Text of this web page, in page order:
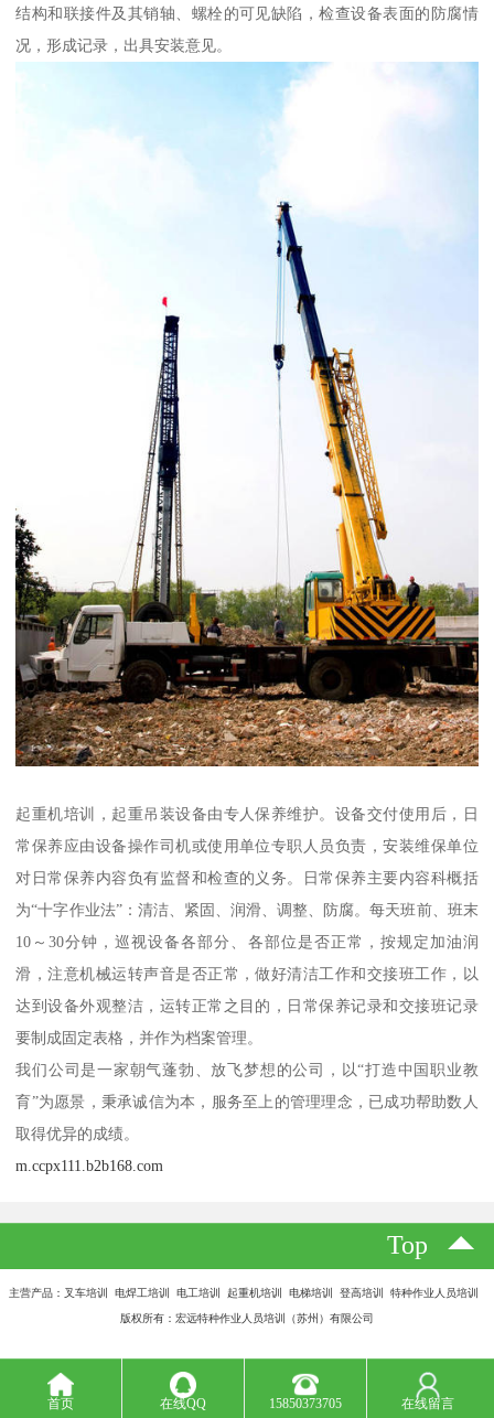
结构和联接件及其销轴、螺栓的可见缺陷，检查设备表面的防腐情
况，形成记录，出具安装意见。
起重机培训，起重吊装设备由专人保养维护。设备交付使用后，日
常保养应由设备操作司机或使用单位专职人员负责，安装维保单位
对日常保养内容负有监督和检查的义务。日常保养主要内容科概括
为“十字作业法”：清洁、紧固、润滑、调整、防腐。每天班前、班末
10～30分钟，巡视设备各部分、各部位是否正常，按规定加油润
滑，注意机械运转声音是否正常，做好清洁工作和交接班工作，以
达到设备外观整洁，运转正常之目的，日常保养记录和交接班记录
要制成固定表格，并作为档案管理。
我们公司是一家朝气蓬勃、放飞梦想的公司，以“打造中国职业教
育”为愿景，秉承诚信为本，服务至上的管理理念，已成功帮助数人
取得优异的成绩。
m.ccpx111.b2b168.com
Top
主营产品：叉车培训 电焊工培训 电工培训 起重机培训 电梯培训 登高培训 特种作业人员培训
版权所有：宏远特种作业人员培训（苏州）有限公司
首页 在线QQ 15850373705 在线留言